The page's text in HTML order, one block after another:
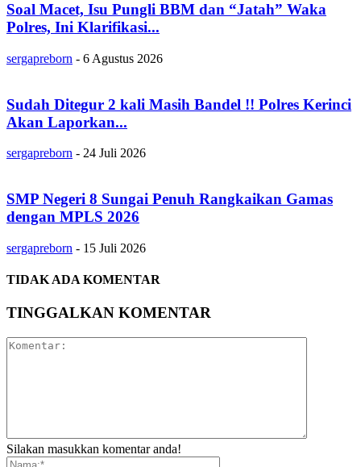
Soal Macet, Isu Pungli BBM dan “Jatah” Waka
Polres, Ini Klarifikasi...
sergapreborn - 6 Agustus 2026
Sudah Ditegur 2 kali Masih Bandel !! Polres Kerinci
Akan Laporkan...
sergapreborn - 24 Juli 2026
SMP Negeri 8 Sungai Penuh Rangkaikan Gamas
dengan MPLS 2026
sergapreborn - 15 Juli 2026
TIDAK ADA KOMENTAR
TINGGALKAN KOMENTAR
Silakan masukkan komentar anda!